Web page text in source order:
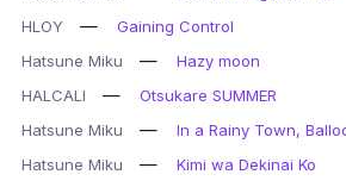
HLOY
—
Gaining Control
Hatsune Miku
—
Hazy moon
HALCALI
—
Otsukare SUMMER
Hatsune Miku
—
In a Rainy Town,
Hatsune Miku
—
Kimi wa Dekinai Ko